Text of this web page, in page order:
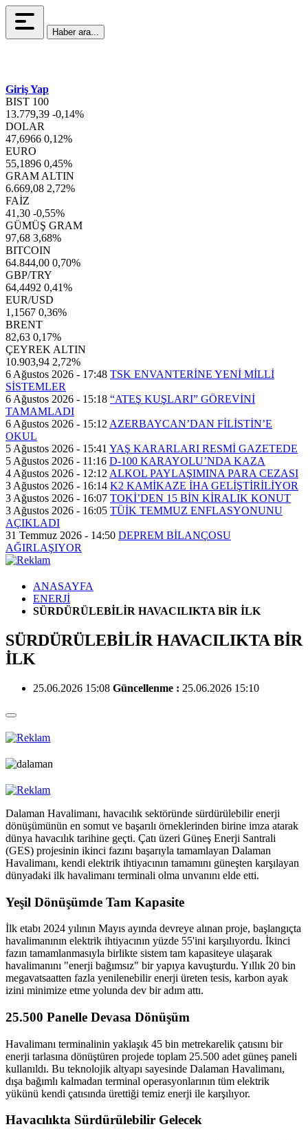
Haber ara...
Giriş Yap
BIST 100
13.779,39 -0,14%
DOLAR
47,6966 0,12%
EURO
55,1896 0,45%
GRAM ALTIN
6.669,08 2,72%
FAİZ
41,30 -0,55%
GÜMÜŞ GRAM
97,68 3,68%
BITCOIN
64.844,00 0,70%
GBP/TRY
64,4492 0,41%
EUR/USD
1,1567 0,36%
BRENT
82,63 0,17%
ÇEYREK ALTIN
10.903,94 2,72%
6 Ağustos 2026 - 17:48 TSK ENVANTERİNE YENİ MİLLİ
SİSTEMLER
6 Ağustos 2026 - 15:18 “ATEŞ KUŞLARI” GÖREVİNİ
TAMAMLADI
6 Ağustos 2026 - 15:12 AZERBAYCAN’DAN FİLİSTİN’E
OKUL
5 Ağustos 2026 - 15:41 YAŞ KARARLARI RESMİ GAZETEDE
5 Ağustos 2026 - 11:16 D-100 KARAYOLU’NDA KAZA
4 Ağustos 2026 - 12:12 ALKOL PAYLAŞIMINA PARA CEZASI
3 Ağustos 2026 - 16:14 K2 KAMİKAZE İHA GELİŞTİRİLİYOR
3 Ağustos 2026 - 16:07 TOKİ’DEN 15 BİN KİRALIK KONUT
3 Ağustos 2026 - 16:05 TÜİK TEMMUZ ENFLASYONUNU
AÇIKLADI
31 Temmuz 2026 - 14:50 DEPREM BİLANÇOSU
AĞIRLAŞIYOR
ANASAYFA
ENERJİ
SÜRDÜRÜLEBİLİR HAVACILIKTA BİR İLK
SÜRDÜRÜLEBİLİR HAVACILIKTA BİR
İLK
25.06.2026 15:08 Güncellenme : 25.06.2026 15:10
Dalaman Havalimanı, havacılık sektöründe sürdürülebilir enerji
dönüşümünün en somut ve başarılı örneklerinden birine imza atarak
dünya havacılık tarihine geçti. Çatı üzeri Güneş Enerji Santrali
(GES) projesinin ikinci fazını başarıyla tamamlayan Dalaman
Havalimanı, kendi elektrik ihtiyacının tamamını güneşten karşılayan
dünyadaki ilk havalimanı terminali olma unvanını elde etti.
Yeşil Dönüşümde Tam Kapasite
İlk etabı 2024 yılının Mayıs ayında devreye alınan proje, başlangıçta
havalimanının elektrik ihtiyacının yüzde 55'ini karşılıyordu. İkinci
fazın tamamlanmasıyla birlikte sistem tam kapasiteye ulaşarak
havalimanını "enerji bağımsız" bir yapıya kavuşturdu. Yıllık 20 bin
megavatsaatten fazla yenilenebilir enerji üreten tesis, karbon ayak
izini minimize etme yolunda dev bir adım attı.
25.500 Panelle Devasa Dönüşüm
Havalimanı terminalinin yaklaşık 45 bin metrekarelik çatısını bir
enerji tarlasına dönüştüren projede toplam 25.500 adet güneş paneli
kullanıldı. Bu teknolojik altyapı sayesinde Dalaman Havalimanı,
dışa bağımlı kalmadan terminal operasyonlarının tüm elektrik
yükünü kendi çatısında ürettiği temiz enerji ile karşılıyor.
Havacılıkta Sürdürülebilir Gelecek